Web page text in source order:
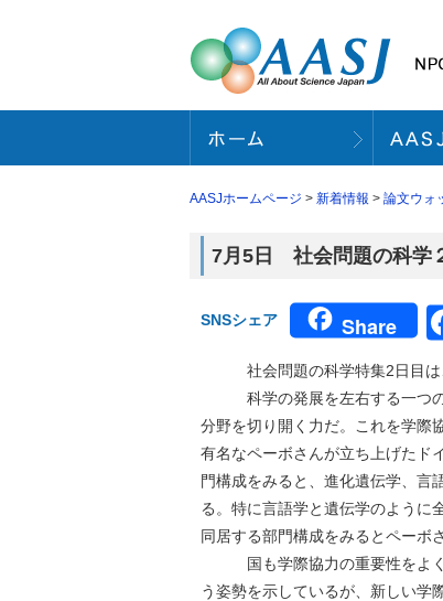
AASJホームページ > 新着情報 > 論文ウォ
7月5日 社会問題の科学
SNSシェア Share
社会問題の科学特集2日目は、
科学の発展を左右する一つの
分野を切り開く力だ。これを学際
有名なペーボさんが立ち上げたド
門構成をみると、進化遺伝学、言
る。特に言語学と遺伝学のように
同居する部門構成をみるとペーボ
国も学際協力の重要性をよく
う姿勢を示しているが、新しい学